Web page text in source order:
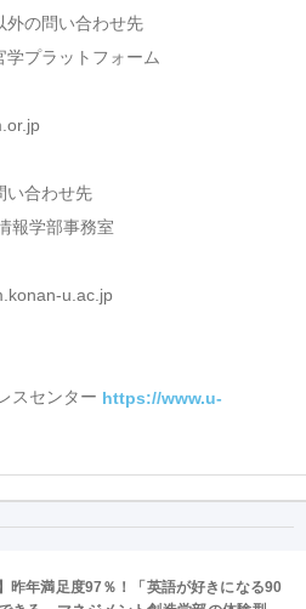
の問い合わせ先
プラットフォーム
い合わせ先
報学部事務室
u.ac.jp
スセンター https://www.u-
昨年満足度97％！「英語が好きになる90